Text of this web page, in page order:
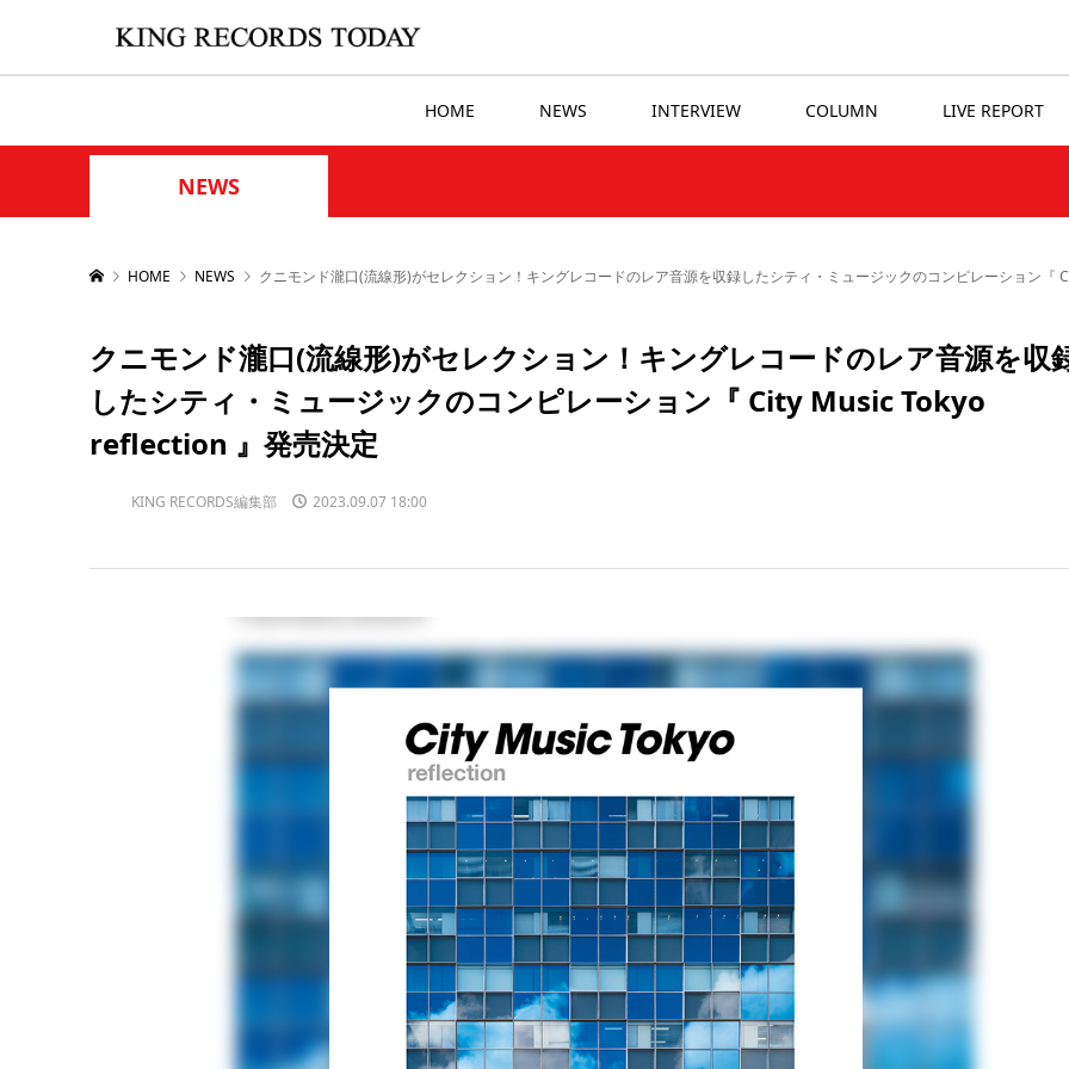
HOME NEWS INTERVIEW COLUMN LIVE REPORT
NEWS
HOME NEWS クニモンド瀧口(流線形)がセレクション！キングレコードのレア音源を収録したシティ・ミュージックのコンピレーション『
クニモンド瀧口(流線形)がセレクション！キングレコードのレア音源を収
したシティ・ミュージックのコンピレーション『 City Music Tokyo
reflection 』発売決定
KING RECORDS編集部 2023.09.07 18:00